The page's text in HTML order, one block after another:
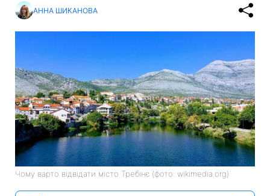
АННА ШИКАНОВА
Чому варто відвідати місто Требінє (фото: wikimedia.org)